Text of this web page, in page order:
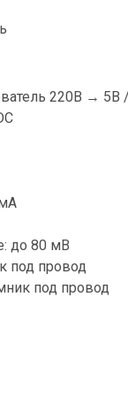
220В → 5В
до 80 мВ
под провод
под провод